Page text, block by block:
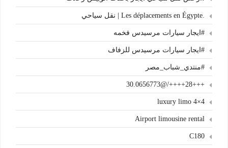
#ايجار سيارات مرسيدس فخمه
#ايجار سيارات مرسيدس للزفاف
#منتدي_شباب_مصر
+++28++++/@30.0656773
4×4 luxury limo
Airport limousine rental
C180